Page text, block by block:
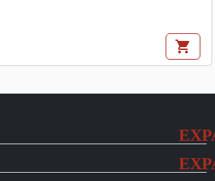
shopping_cart